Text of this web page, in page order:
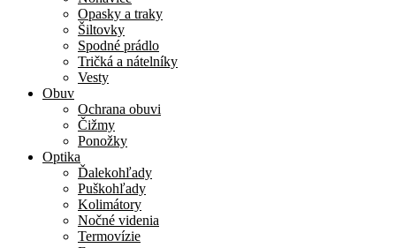
Opasky a traky
Šiltovky
Spodné prádlo
Tričká a nátelníky
Vesty
Obuv
Ochrana obuvi
Čižmy
Ponožky
Optika
Ďalekohľady
Puškohľady
Kolimátory
Nočné videnia
Termovízie